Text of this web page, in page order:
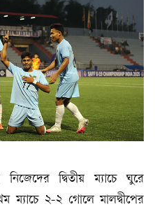
দ্বিতীয় ম্যাচে ঘুরে
ম্যাচে ২-২ গোলে মালদ্বীপের